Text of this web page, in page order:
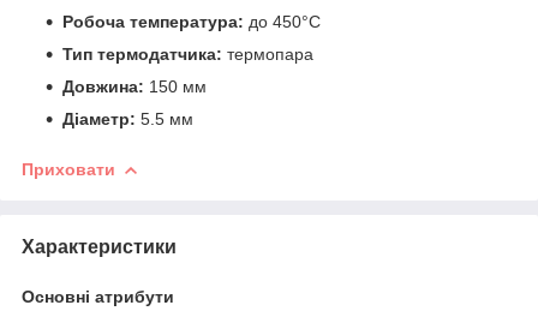
Робоча температура: до 450°C
Тип термодатчика: термопара
Довжина: 150 мм
Діаметр: 5.5 мм
Приховати
Характеристики
Основні атрибути